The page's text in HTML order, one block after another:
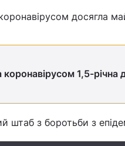
досягла
коронавірусом 1,5-річна
штаб з боротьби з